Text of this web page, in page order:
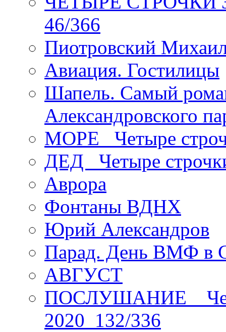
46/366
Пиотровский
Авиация. Гостилицы
Шапель. Самый
Александровского
МОРЕ _Четыре
ДЕД _Четыре
Аврора
Фонтаны ВДНХ
Юрий Александров
Парад. День ВМФ в
АВГУСТ
ПОСЛУШАНИЕ _
2020_132/336